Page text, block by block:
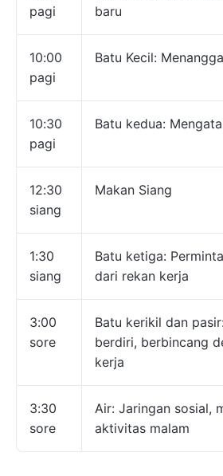
pagi
baru
10:00
pagi
Batu Kecil:
10:30
pagi
Batu kedua:
12:30
siang
Makan Siang
1:30
siang
Batu ketiga:
dari rekan kerja
3:00
sore
Batu kerikil dan
berdiri, berbincang
kerja
3:30
sore
Air: Jaringan sosial,
aktivitas malam